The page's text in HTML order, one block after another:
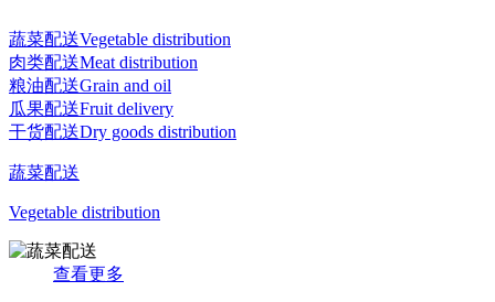
蔬菜配送Vegetable distribution
肉类配送Meat distribution
粮油配送Grain and oil
瓜果配送Fruit delivery
干货配送Dry goods distribution
蔬菜配送
Vegetable distribution
查看更多